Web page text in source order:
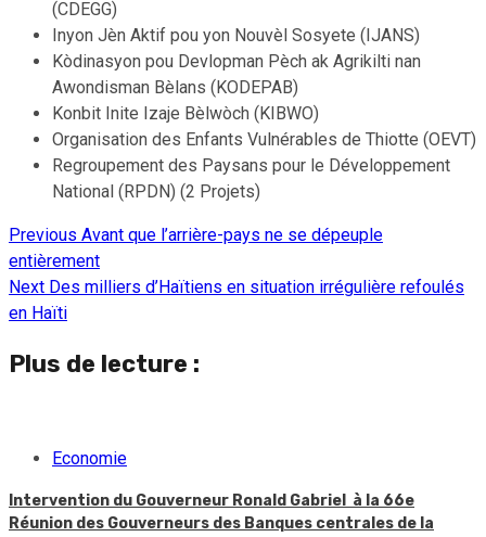
(CDEGG)
Inyon Jèn Aktif pou yon Nouvèl Sosyete (IJANS)
Kòdinasyon pou Devlopman Pèch ak Agrikilti nan
Awondisman Bèlans (KODEPAB)
Konbit Inite Izaje Bèlwòch (KIBWO)
Organisation des Enfants Vulnérables de Thiotte (OEVT)
Regroupement des Paysans pour le Développement
National (RPDN) (2 Projets)
Continue
Reading
Previous Avant que l’arrière-pays ne se dépeuple
entièrement
Next Des milliers d’Haïtiens en situation irrégulière refoulés
en Haïti
Plus de lecture :
Economie
Intervention du Gouverneur Ronald Gabriel à la 66e
Réunion des Gouverneurs des Banques centrales de la